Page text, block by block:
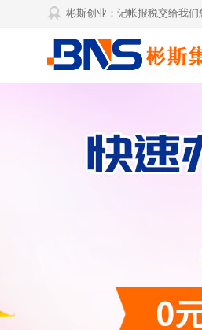
彬斯创业：记帐报税交给我们